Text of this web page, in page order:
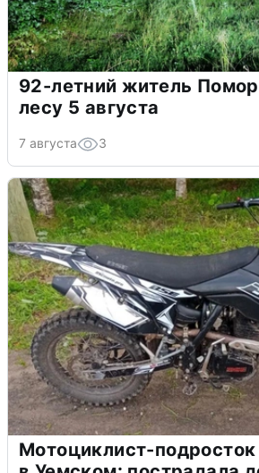
92-летний житель
лесу 5 августа
7 августа 3
Мотоциклист-подросток